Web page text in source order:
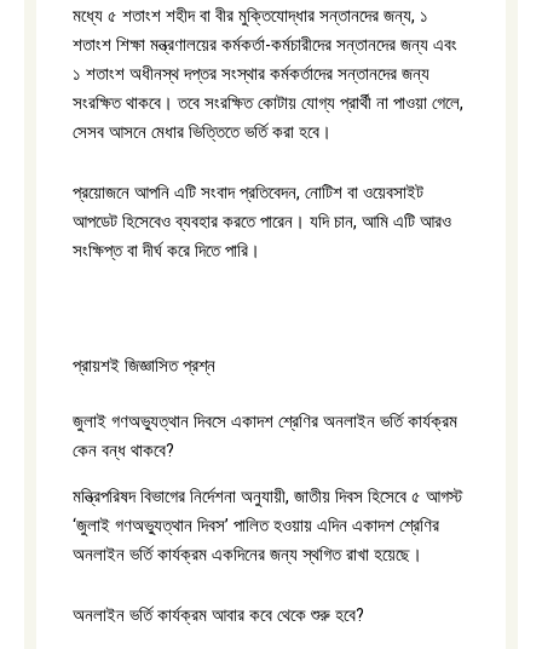
মধ্যে ৫ শতাংশ শহীদ বা বীর মুক্তিযোদ্ধার সন্তানদের জন্য, ১
শতাংশ শিক্ষা মন্ত্রণালয়ের কর্মকর্তা-কর্মচারীদের সন্তানদের জন্য এবং
১ শতাংশ অধীনস্থ দপ্তর সংস্থার কর্মকর্তাদের সন্তানদের জন্য
সংরক্ষিত থাকবে। তবে সংরক্ষিত কোটায় যোগ্য প্রার্থী না পাওয়া গেলে,
সেসব আসনে মেধার ভিত্তিতে ভর্তি করা হবে।
প্রয়োজনে আপনি এটি সংবাদ প্রতিবেদন, নোটিশ বা ওয়েবসাইট
আপডেট হিসেবেও ব্যবহার করতে পারেন। যদি চান, আমি এটি আরও
সংক্ষিপ্ত বা দীর্ঘ করে দিতে পারি।
প্রায়শই জিজ্ঞাসিত প্রশ্ন
জুলাই গণঅভ্যুত্থান দিবসে একাদশ শ্রেণির অনলাইন ভর্তি কার্যক্রম
কেন বন্ধ থাকবে?
মন্ত্রিপরিষদ বিভাগের নির্দেশনা অনুযায়ী, জাতীয় দিবস হিসেবে ৫ আগস্ট
‘জুলাই গণঅভ্যুত্থান দিবস’ পালিত হওয়ায় এদিন একাদশ শ্রেণির
অনলাইন ভর্তি কার্যক্রম একদিনের জন্য স্থগিত রাখা হয়েছে।
অনলাইন ভর্তি কার্যক্রম আবার কবে থেকে শুরু হবে?